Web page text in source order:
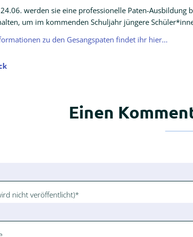
werden sie eine professionelle Paten-
um im kommenden Schuljahr jüngere
zu den Gesangspaten findet ihr hier...
Einen
nicht veröffentlicht)*